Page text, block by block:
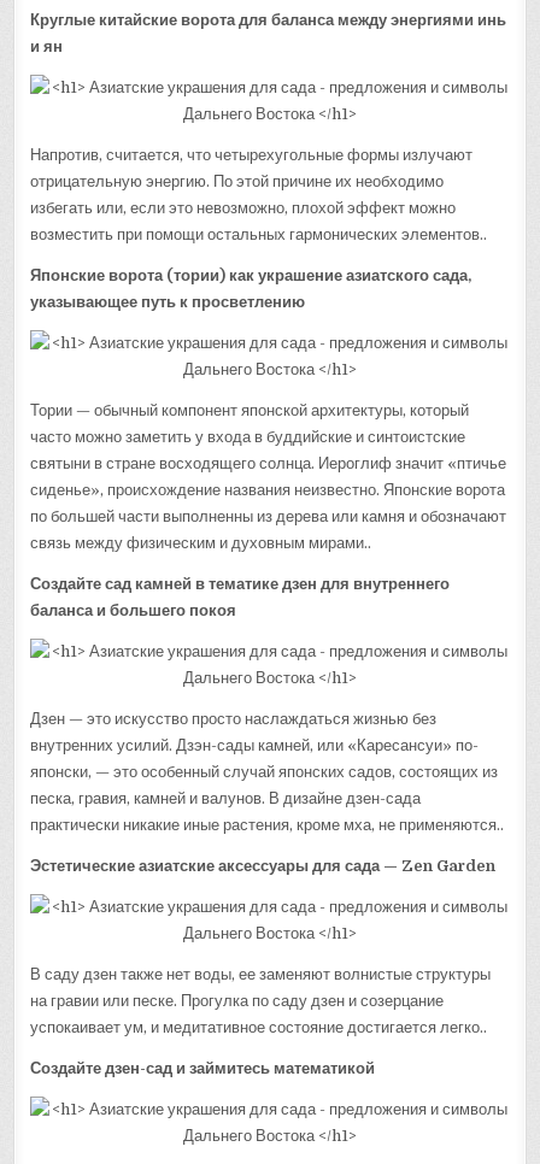
Круглые китайские ворота для баланса между энергиями инь
и ян
Напротив, считается, что четырехугольные формы излучают
отрицательную энергию. По этой причине их необходимо
избегать или, если это невозможно, плохой эффект можно
возместить при помощи остальных гармонических элементов..
Японские ворота (тории) как украшение азиатского сада,
указывающее путь к просветлению
Тории — обычный компонент японской архитектуры, который
часто можно заметить у входа в буддийские и синтоистские
святыни в стране восходящего солнца. Иероглиф значит «птичье
сиденье», происхождение названия неизвестно. Японские ворота
по большей части выполненны из дерева или камня и обозначают
связь между физическим и духовным мирами..
Создайте сад камней в тематике дзен для внутреннего
баланса и большего покоя
Дзен — это искусство просто наслаждаться жизнью без
внутренних усилий. Дзэн-сады камней, или «Каресансуи» по-
японски, — это особенный случай японских садов, состоящих из
песка, гравия, камней и валунов. В дизайне дзен-сада
практически никакие иные растения, кроме мха, не применяются..
Эстетические азиатские аксессуары для сада — Zen Garden
В саду дзен также нет воды, ее заменяют волнистые структуры
на гравии или песке. Прогулка по саду дзен и созерцание
успокаивает ум, и медитативное состояние достигается легко..
Создайте дзен-сад и займитесь математикой